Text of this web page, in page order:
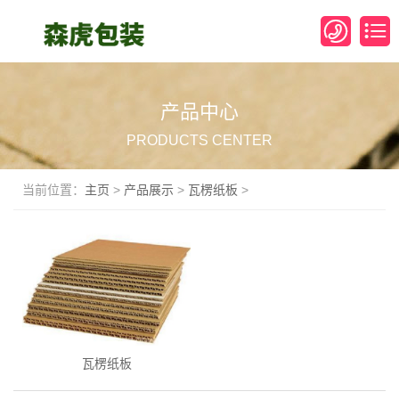
产品中心
PRODUCTS CENTER
当前位置： 主页 > 产品展示 > 瓦楞纸板 >
瓦楞纸板